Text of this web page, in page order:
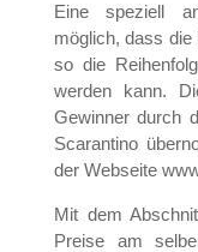
Eine speziell
möglich, dass
so die
werden kann.
Gewinner durch
Scarantino
der Webseite
Mit dem
Preise am